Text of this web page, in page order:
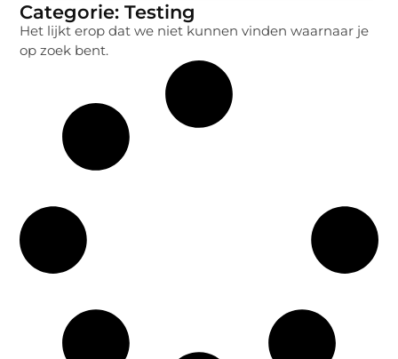
Categorie: Testing
Het lijkt erop dat we niet kunnen vinden waarnaar je
op zoek bent.